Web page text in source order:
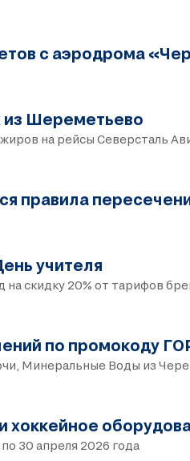
с аэродрома
из Шереметьево
на рейсы Северсталь
правила
учителя
скидку 20% от тарифов
по промокоду
Минеральные Воды из
30 апреля 2026 года